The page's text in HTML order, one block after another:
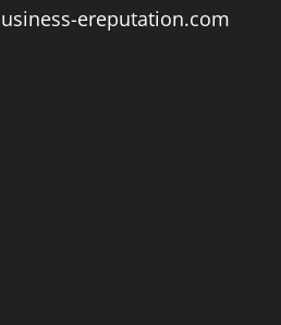
ereputation.com